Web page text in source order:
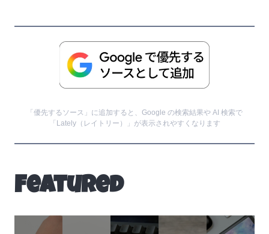
「優先するソース」に追加すると、Google の検索結果や AI 検索で
「Lately（レイトリー）」が表示されやすくなります
Featured